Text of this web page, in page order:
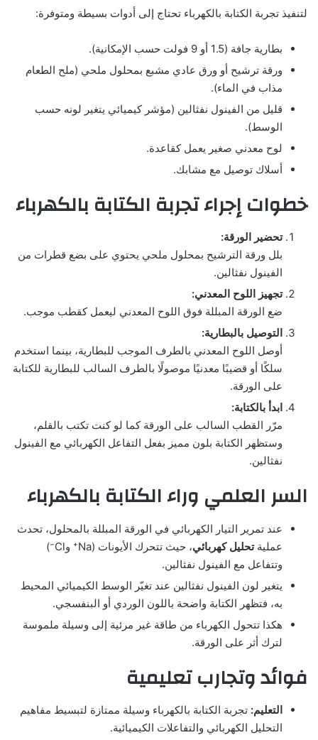
لتنفيذ تجربة الكتابة بالكهرباء تحتاج إلى أدوات بسيطة ومتوفرة:
بطارية جافة (1.5 أو 9 فولت حسب الإمكانية).
ورقة ترشيح أو ورق عادي مشبع بمحلول ملحي (ملح الطعام
مذاب في الماء).
قليل من الفينول نفثالين (مؤشر كيميائي يتغير لونه حسب
الوسط).
لوح معدني صغير يعمل كقاعدة.
أسلاك توصيل مع مشابك.
خطوات إجراء تجربة الكتابة بالكهرباء
تحضير الورقة:
بلل ورقة الترشيح بمحلول ملحي يحتوي على بضع قطرات من
الفينول نفثالين.
تجهيز اللوح المعدني:
ضع الورقة المبللة فوق اللوح المعدني ليعمل كقطب موجب.
التوصيل بالبطارية:
أوصل اللوح المعدني بالطرف الموجب للبطارية، بينما استخدم
سلكًا أو قضيبًا معدنيًا موصولًا بالطرف السالب للبطارية للكتابة
على الورقة.
ابدأ بالكتابة:
مرّر القطب السالب على الورقة كما لو كنت تكتب بالقلم،
وستظهر الكتابة بلون مميز بفعل التفاعل الكهربائي مع الفينول
نفثالين.
السر العلمي وراء الكتابة بالكهرباء
عند تمرير التيار الكهربائي في الورقة المبللة بالمحلول، تحدث
عمليةتحليل كهربائي
، حيث تتحرك الأيونات (Na⁺ وCl⁻)
وتتفاعل مع الفينول نفثالين.
يتغير لون الفينول نفثالين عند تغيّر الوسط الكيميائي المحيط
به، فتظهر الكتابة واضحة باللون الوردي أو البنفسجي.
هكذا تتحول الكهرباء من طاقة غير مرئية إلى وسيلة ملموسة
لترك أثر على الورقة.
فوائد وتجارب تعليمية
التعليم: تجربة الكتابة بالكهرباء وسيلة ممتازة لتبسيط مفاهيم
التحليل الكهربائي والتفاعلات الكيميائية.